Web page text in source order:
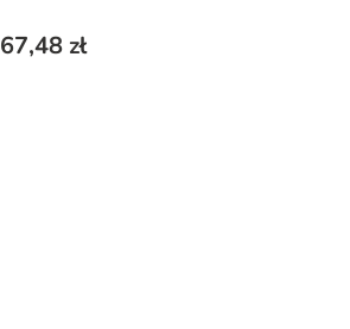
67,48 zł